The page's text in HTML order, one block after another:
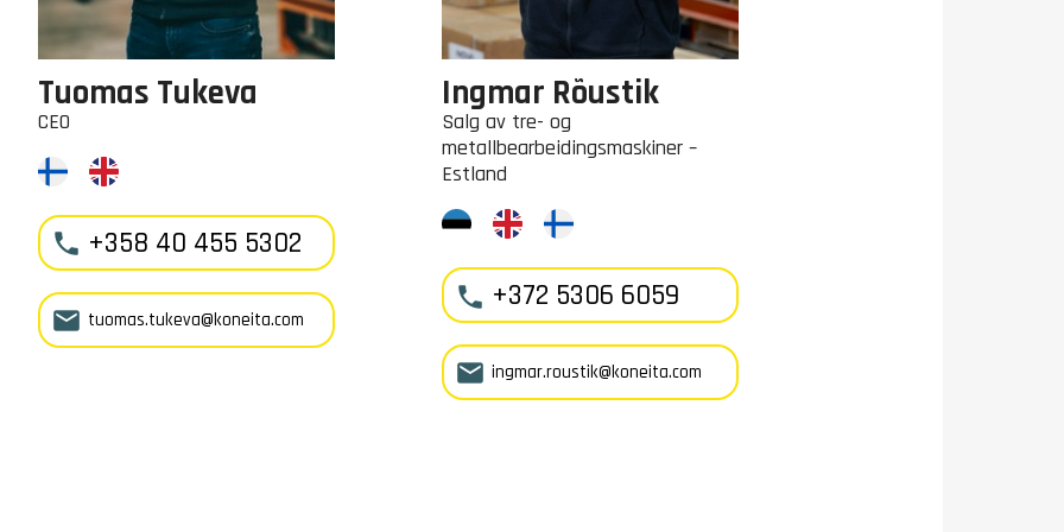
Tuomas Tukeva
CEO
 +358 40 455 5302
 tuomas.tukeva@koneita.com
Ingmar Rõustik
Salg av tre- og
metallbearbeidingsmaskiner –
Estland
 +372 5306 6059
 ingmar.roustik@koneita.com